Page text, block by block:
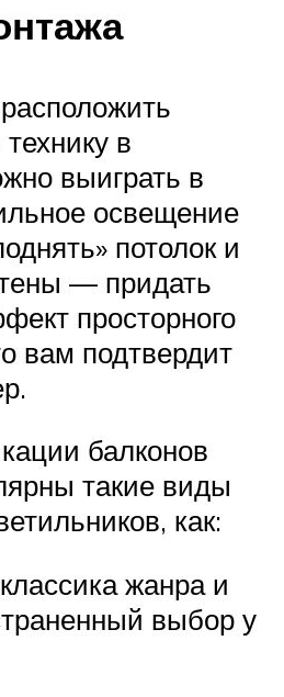
в
выиграть в
освещение
потолок и
— придать
просторного
вам подтвердит
балконов
такие виды
как:
жанра и
выбор у